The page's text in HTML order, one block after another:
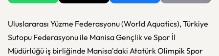
Uluslararası Yüzme Federasyonu (World Aquatics), Türkiye
Sutopu Federasyonu ile Manisa Gençlik ve Spor İl
Müdürlüğü iş birliğinde Manisa'daki Atatürk Olimpik Spor